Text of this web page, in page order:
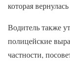
которая
Водитель также
полицейские
частности,